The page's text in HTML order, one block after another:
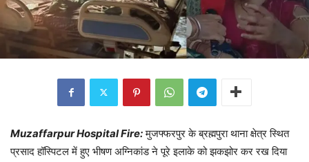
Muzaffarpur Hospital Fire: मुजफ्फरपुर के ब्रह्मपुरा थाना क्षेत्र स्थित
प्रसाद हॉस्पिटल में हुए भीषण अग्निकांड ने पूरे इलाके को झकझोर कर रख दिया